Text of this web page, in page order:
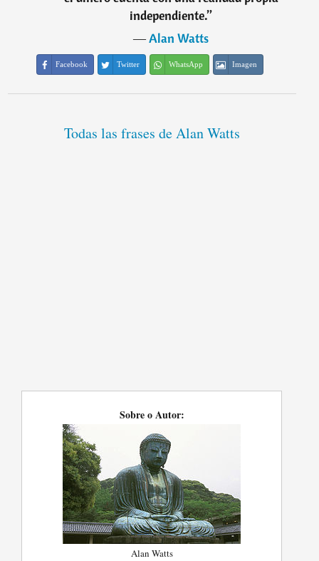
independiente.”
―Alan Watts
Facebook Twitter WhatsApp Imagen
Todas las frases de Alan Watts
Sobre o Autor:
Alan Watts